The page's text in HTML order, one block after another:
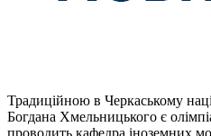
Традиційною в Черкаському
Богдана Хмельницького є
проводить кафедра іноземних